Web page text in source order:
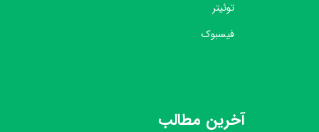
آخرین مطالب
توئیتر
فیسبوک